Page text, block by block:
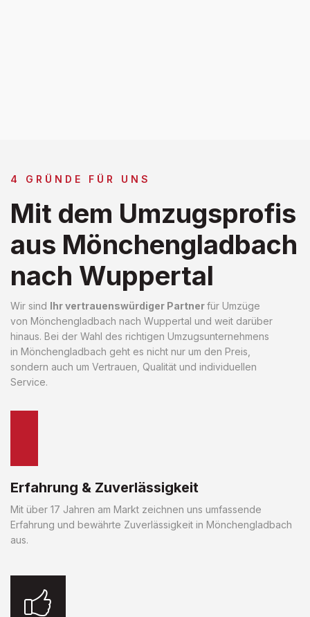
4 GRÜNDE FÜR UNS
Mit dem Umzugsprofis
aus Mönchengladbach
nach Wuppertal
Wir sind Ihr vertrauenswürdiger Partnerfür Umzüge
von Mönchengladbach nach Wuppertal und weit darüber
hinaus. Bei der Wahl des richtigen Umzugsunternehmens
in Mönchengladbach geht es nicht nur um den Preis,
sondern auch um Vertrauen, Qualität und individuellen
Service.
Erfahrung & Zuverlässigkeit
Mit über 17 Jahren am Markt zeichnen uns umfassende
Erfahrung und bewährte Zuverlässigkeit in Mönchengladbach
aus.